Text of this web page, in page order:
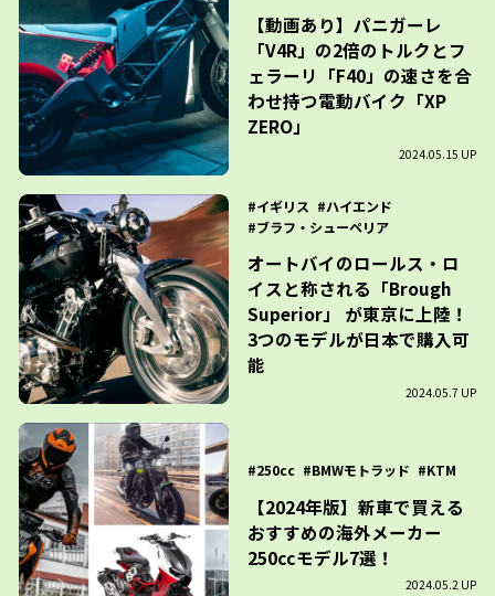
【動画あり】パニガーレ
「V4R」の2倍のトルクとフ
ェラーリ「F40」の速さを合
わせ持つ電動バイク「XP
ZERO」
2024.05.15 UP
イギリス
ハイエンド
ブラフ・シューペリア
オートバイのロールス・ロ
イスと称される「Brough
Superior」 が東京に上陸！
3つのモデルが日本で購入可
能
2024.05.7 UP
250cc BMWモトラッド KTM
【2024年版】新車で買える
おすすめの海外メーカー
250ccモデル7選！
2024.05.2 UP